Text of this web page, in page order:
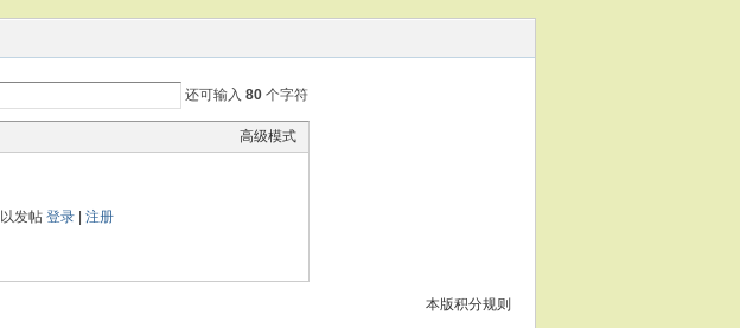
还可输入 80 个字符
高级模式
发帖 登录| 注册
本版积分规则